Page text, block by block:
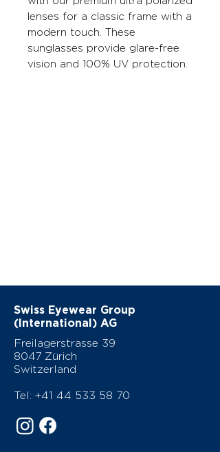
lenses for a classic frame with a
modern touch. These
sunglasses provide glare-free
vision and 100% UV protection.
Swiss Eyewear Group
(International) AG
Freilagerstrasse 39
8047 Zürich
Switzerland
Tel: +41 44 533 58 70